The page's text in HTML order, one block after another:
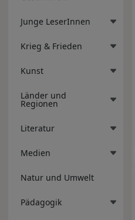
Junge LeserInnen
Krieg & Frieden
Kunst
Länder und
Regionen
Literatur
Medien
Natur und Umwelt
Pädagogik